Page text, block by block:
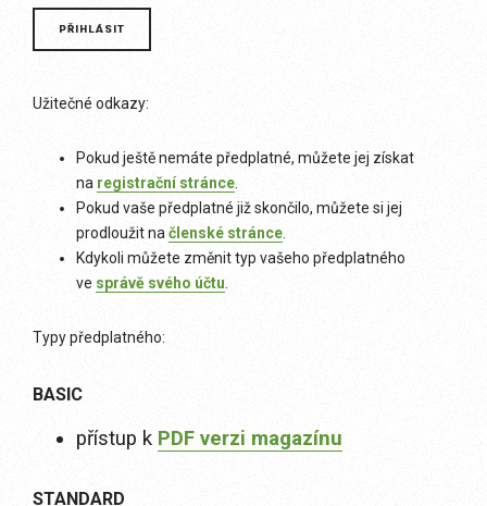
Užitečné odkazy:
Pokud ještě nemáte předplatné, můžete jej získat
na registrační stránce
Pokud vaše předplatné již skončilo, můžete si jej
prodloužit na členské stránce
Kdykoli můžete změnit typ vašeho předplatného
ve správě svého účtu
Typy předplatného:
BASIC
přístup k PDF verzi magazínu
STANDARD